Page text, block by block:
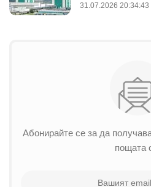
31.07.2026 20:34:43
Абонирайте се за да
пощата